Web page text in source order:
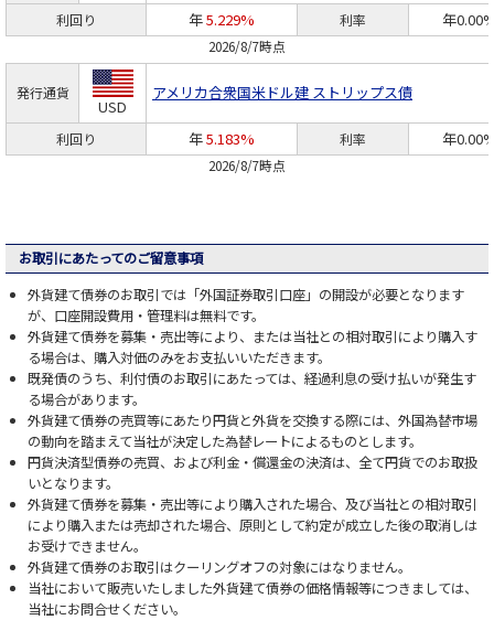
利回り 年5.229% 利率 年
2026/8/7時点
発行通貨
USD
アメリカ合衆国米ドル建 ストリップス債
利回り 年5.183% 利率 年
2026/8/7時点
お取引にあたってのご留意事項
外貨建て債券のお取引では「外国証券取引口座」の開設が必要となります
が、口座開設費用・管理料は無料です。
外貨建て債券を募集・売出等により、または当社との相対取引により購入す
る場合は、購入対価のみをお支払いいただきます。
既発債のうち、利付債のお取引にあたっては、経過利息の受け払いが発生す
る場合があります。
外貨建て債券の売買等にあたり円貨と外貨を交換する際には、外国為替市場
の動向を踏まえて当社が決定した為替レートによるものとします。
円貨決済型債券の売買、および利金・償還金の決済は、全て円貨でのお取扱
いとなります。
外貨建て債券を募集・売出等により購入された場合、及び当社との相対取引
により購入または売却された場合、原則として約定が成立した後の取消しは
お受けできません。
外貨建て債券のお取引はクーリングオフの対象にはなりません。
当社において販売いたしました外貨建て債券の価格情報等につきましては、
当社にお問合せください。